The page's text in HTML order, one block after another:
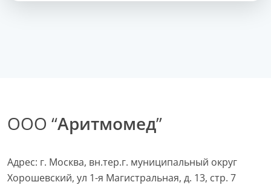
ООО “Аритмомед”
Адрес: г. Москва, вн.тер.г. муниципальный округ
Хорошевский, ул 1-я Магистральная, д. 13, стр. 7